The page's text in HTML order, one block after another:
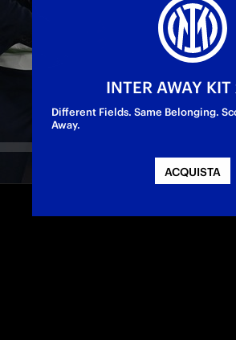
INTER AWAY
Different Fields. Same Belonging.
Away.
ACQUISTA